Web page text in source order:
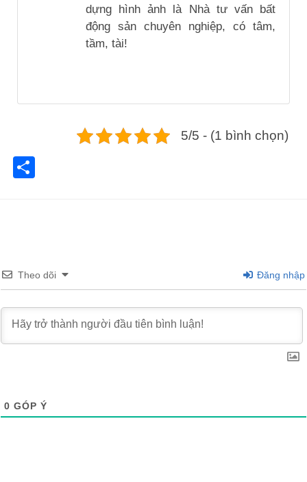
dựng hình ảnh là Nhà tư vấn bất
động sản chuyên nghiệp, có tâm,
tầm, tài!
5/5 - (1 bình chọn)
Theo dõi Đăng nhập
0 GÓP Ý